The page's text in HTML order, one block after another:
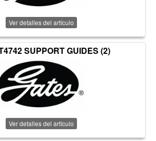
Ver detalles del artículo
SUPPORT GUIDES (2)
Ver detalles del artículo